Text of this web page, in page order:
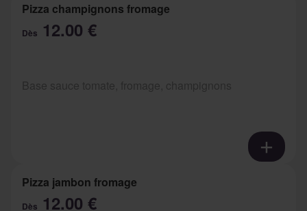
Pizza champignons fromage
Dès 12.00 €
Pizza jambon fromage
Dès 12.00 €